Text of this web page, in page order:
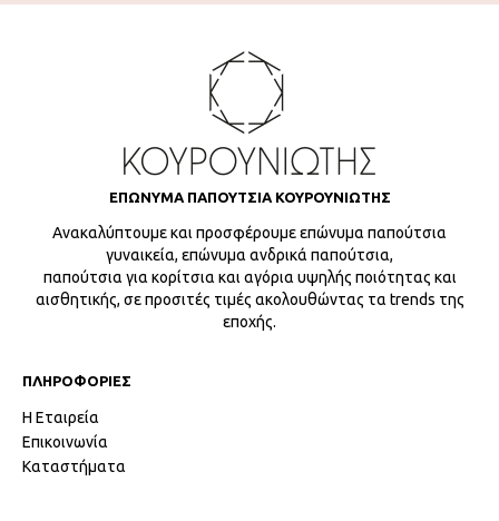
ΕΠΩΝΥΜΑ ΠΑΠΟΥΤΣΙΑ ΚΟΥΡΟΥΝΙΩΤΗΣ
Ανακαλύπτουμε και προσφέρουμε επώνυμα παπούτσια
γυναικεία, επώνυμα ανδρικά παπούτσια,
παπούτσια για κορίτσια και αγόρια υψηλής ποιότητας και
αισθητικής, σε προσιτές τιμές ακολουθώντας τα trends της
εποχής.
ΠΛΗΡΟΦΟΡΙΕΣ
Η Εταιρεία
Επικοινωνία
Καταστήματα